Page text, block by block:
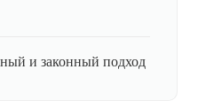
и законный подход